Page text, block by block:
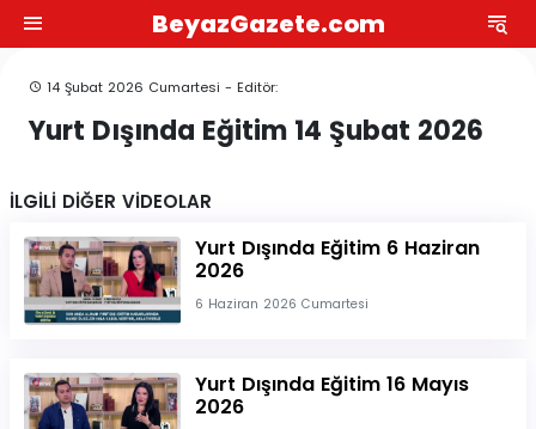
BeyazGazete.com
14 Şubat 2026 Cumartesi - Editör:
Yurt Dışında Eğitim 14 Şubat 2026
İLGİLİ DİĞER VİDEOLAR
Yurt Dışında Eğitim 6 Haziran
2026
6 Haziran 2026 Cumartesi
Yurt Dışında Eğitim 16 Mayıs
2026